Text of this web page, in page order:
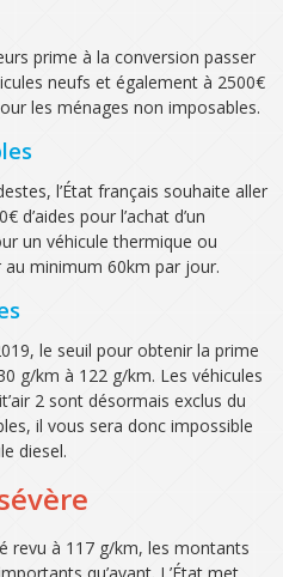
prime à la conversion passer
neufs et également à 2500€
les ménages non imposables.
l’État français souhaite aller
d’aides pour l’achat d’un
un véhicule thermique ou
minimum 60km par jour.
le seuil pour obtenir la prime
g/km à 122 g/km. Les véhicules
2 sont désormais exclus du
il vous sera donc impossible
diesel.
revu à 117 g/km, les montants
qu’avant. L’État met